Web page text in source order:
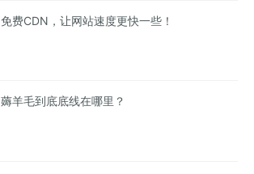
免费CDN，让网站速度更快一些！
薅羊毛到底底线在哪里？